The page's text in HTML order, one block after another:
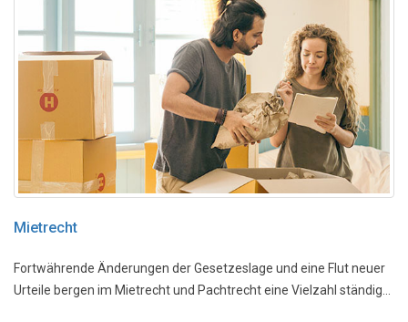
Mietrecht
Fortwährende Änderungen der Gesetzeslage und eine Flut neuer
Urteile bergen im Mietrecht und Pachtrecht eine Vielzahl ständig...